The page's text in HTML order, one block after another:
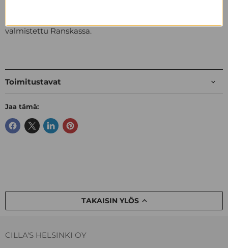
valmistettu Ranskassa.
Toimitustavat
Jaa tämä:
TAKAISIN YLÖS
CILLA'S HELSINKI OY